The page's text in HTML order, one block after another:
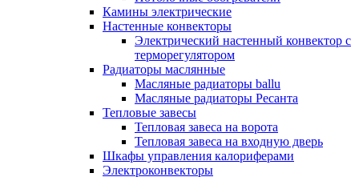
Камины электрические
Настенные конвекторы
Электрический настенный конвектор с
терморегулятором
Радиаторы маслянные
Масляные радиаторы ballu
Масляные радиаторы Ресанта
Тепловые завесы
Тепловая завеса на ворота
Тепловая завеса на входную дверь
Шкафы управления калориферами
Электроконвекторы